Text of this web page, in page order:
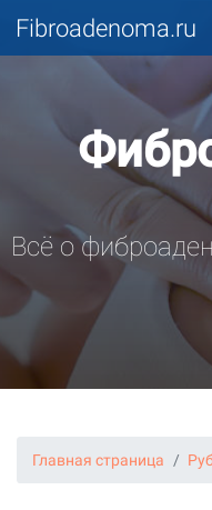
Fibroadenoma.ru
Всё о
Главная страница